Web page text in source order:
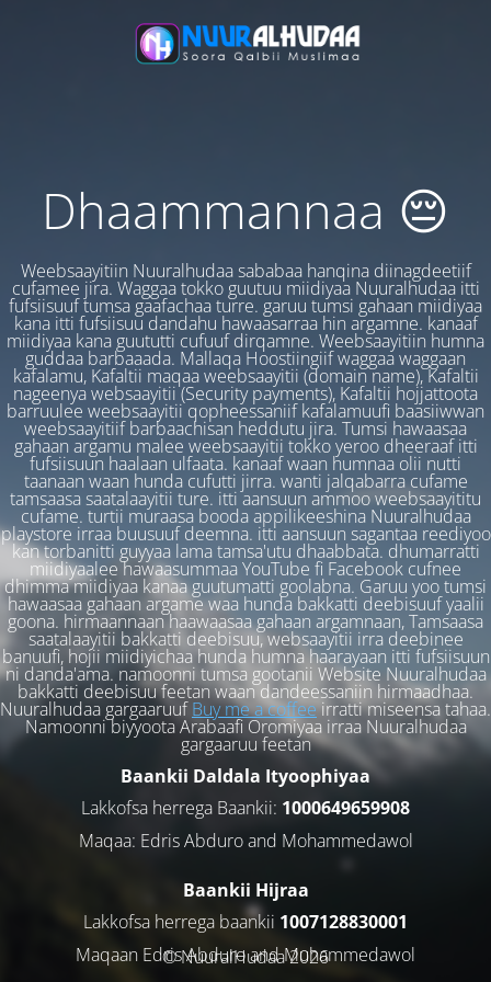
Dhaammannaa 😔
Weebsaayitiin Nuuralhudaa sababaa hanqina diinagdeetiif
cufamee jira. Waggaa tokko guutuu miidiyaa Nuuralhudaa itti
fufsiisuuf tumsa gaafachaa turre. garuu tumsi gahaan miidiyaa
kana itti fufsiisuu dandahu hawaasarraa hin argamne. kanaaf
miidiyaa kana guututti cufuuf dirqamne. Weebsaayitiin humna
guddaa barbaaada. Mallaqa Hoostiingiif waggaa waggaan
kafalamu, Kafaltii maqaa weebsaayitii (domain name), Kafaltii
nageenya websaayitii (Security payments), Kafaltii hojjattoota
barruulee weebsaayitii qopheessaniif kafalamuufi baasiiwwan
weebsaayitiif barbaachisan heddutu jira. Tumsi hawaasaa
gahaan argamu malee weebsaayitii tokko yeroo dheeraaf itti
fufsiisuun haalaan ulfaata. kanaaf waan humnaa olii nutti
taanaan waan hunda cufutti jirra. wanti jalqabarra cufame
tamsaasa saatalaayitii ture. itti aansuun ammoo weebsaayititu
cufame. turtii muraasa booda appilikeeshina Nuuralhudaa
playstore irraa buusuuf deemna. itti aansuun sagantaa reediyoo
kan torbanitti guyyaa lama tamsa'utu dhaabbata. dhumarratti
miidiyaalee hawaasummaa YouTube fi Facebook cufnee
dhimma miidiyaa kanaa guutumatti goolabna. Garuu yoo tumsi
hawaasaa gahaan argame waa hunda bakkatti deebisuuf yaalii
goona. hirmaannaan haawaasaa gahaan argamnaan, Tamsaasa
saatalaayitii bakkatti deebisuu, websaayitii irra deebinee
banuufi, hojii miidiyichaa hunda humna haarayaan itti fufsiisuun
ni danda'ama. namoonni tumsa gootanii Website Nuuralhudaa
bakkatti deebisuu feetan waan dandeessaniin hirmaadhaa.
Nuuralhudaa gargaaruufBuy me a coffeeirratti miseensa tahaa.
Namoonni biyyoota Arabaafi Oromiyaa irraa Nuuralhudaa
gargaaruu feetan
Baankii Daldala Ityoophiyaa
Lakkofsa herrega Baankii: 1000649659908
Maqaa: Edris Abduro and Mohammedawol
Baankii Hijraa
Lakkofsa herrega baankii 1007128830001
Maqaan Edris Abduro and Muhammedawol
© NuuralHudaa 2026